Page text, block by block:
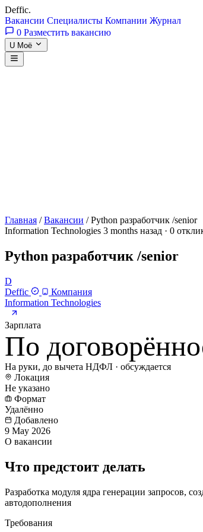
Deffic.
Вакансии Специалисты Компании Журнал
0 Разместить вакансию
U Моё
Главная / Вакансии / Python разработчик /senior
Information Technologies 3 months назад · 0
Python разработчик /senior
D
Deffic
Компания
Information Technologies
Зарплата
По
На руки, до вычета НДФЛ · обсуждается
Локация
Не указано
Формат
Удалённо
Добавлено
9 May 2026
О вакансии
Что предстоит делать
Разработка модуля ядра генерации запросов,
автодополнения
Требования